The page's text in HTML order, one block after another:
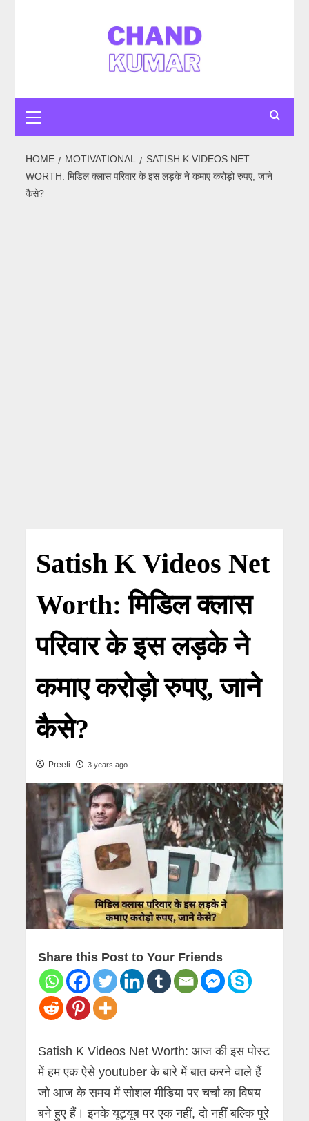
Menu
HOME MOTIVATIONAL
SATISH K VIDEOS NET
WORTH: मिडिल क्लास परिवार के इस लड़के ने कमाए करोड़ो रुपए, जाने
कैसे?
Satish K Videos Net
Worth: मिडिल क्लास
परिवार के इस लड़के ने
कमाए करोड़ो रुपए, जाने
कैसे?
Preeti 3 years ago
Share this Post to Your Friends
Satish K Videos Net Worth: आज की इस पोस्ट
में हम एक ऐसे youtuber के बारे में बात करने वाले हैं
जो आज के समय में सोशल मीडिया पर चर्चा का विषय
बने हुए हैं। इनके यूट्यूब पर एक नहीं, दो नहीं बल्कि पूरे